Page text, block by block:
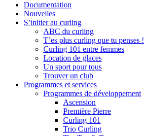
Documentation
Nouvelles
S’initier au curling
ABC du curling
T’es plus curling que tu penses !
Curling 101 entre femmes
Location de glaces
Un sport pour tous
Trouver un club
Programmes et services
Programmes de développement
Ascension
Première Pierre
Curling 101
Trio Curling